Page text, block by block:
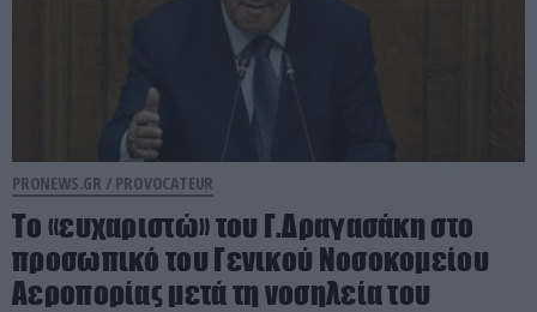
PRONEWS.GR / PROVOCATEUR
Το «ευχαριστώ» του Γ.Δραγασάκη στο
προσωπικό του Γενικού Νοσοκομείου
Αεροπορίας μετά τη νοσηλεία του